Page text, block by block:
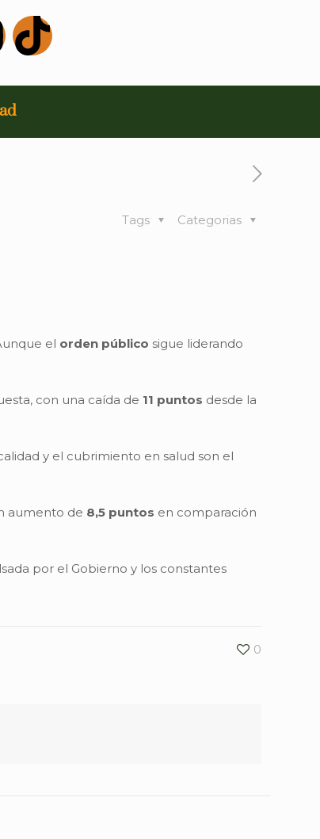
Categorias
Tags
el orden público sigue liderando
con una caída de 11 puntos desde la
y el cubrimiento en salud son el
aumento de 8,5 puntos en comparación
por el Gobierno y los constantes
0